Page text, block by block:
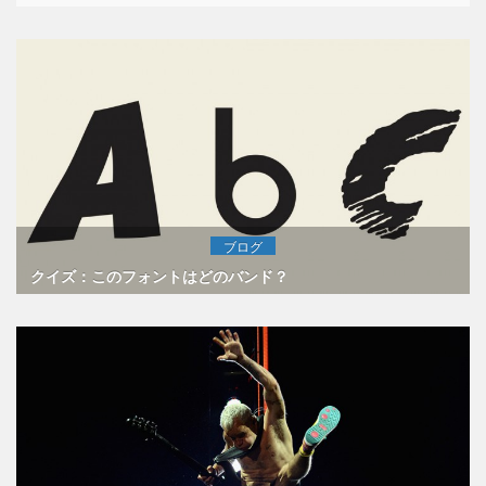
ブログ
クイズ：このフォントはどのバンド？